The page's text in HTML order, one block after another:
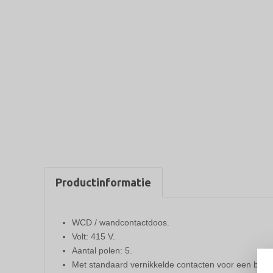
Productinformatie
WCD / wandcontactdoos.
Volt: 415 V.
Aantal polen: 5.
Met standaard vernikkelde contacten voor een